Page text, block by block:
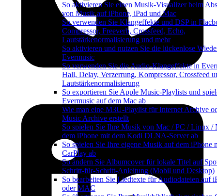
So aktivieren Sie einen Musik-Visualizer beim
von Musik auf iPhone, iPad und Mac
So verwenden Sie Klangeffekte und DSP in
Compressor, Freeverb, Crossfeed, Echo,
Lautstärkenormalisierung und mehr
So aktivieren und nutzen Sie die lückenlose
Evermusic
So verwenden Sie die Audio-Klangeffekte in
Hall, Delay, Verzerrung, Kompressor, Crossfeed
Lautstärkenormalisierung
So exportieren Sie Apple Music-Playlists und
Evermusic auf dem Mac ab
Wie man eine M3U-Playlist für Internet Archive
Music Archive erstellt
So spielen Sie Ihre Musik von Mac / PC / Linux /
dem iPhone mit dem Kodi DLNA-Server ab
So spielen Sie Ihre eigene Musik auf dem iPhone
CarPlay ab
So ändern Sie Albumcover für lokale Titel auf
Schritt-für-Schritt-Anleitung (Mobil und Desktop)
So bearbeiten Sie Liedtexte für Audiodateien auf
oder MAC